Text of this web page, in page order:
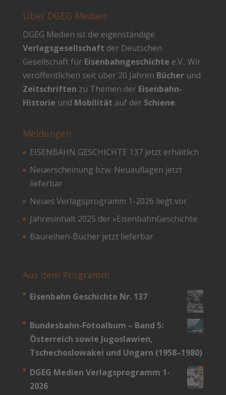
Über DGEG Medien
DGEG Medien ist die eigenständige
Verlagsgesellschaft der Deutschen
Gesellschaft für Eisenbahngeschichte e.V.. Wir
veröffentlichen seit über 20 Jahren Bücherund
Zeitschriften zu Themen der Eisenbahn-
Historie und Mobilität auf der Schiene.
Meldungen
EISENBAHN GESCHICHTE 137 jetzt erhältlich
Neuerscheinung bzw. Neuauflagen jetzt
lieferbar
Neues Verlagsprogramm 1-2026 liegt vor
Jahresinhalt 2025 der »EisenbahnGeschichte
Baureihen-Bücher jetzt lieferbar
Aus dem Programm
Eisenbahn Geschichte Nr. 137
Bundesbahn-­Fotoalbum – Band 5:
Österreich sowie Jugoslawien,
Tschechoslowakei und Ungarn (1958–1980)
DGEG Medien Verlagsprogramm 1-
2026